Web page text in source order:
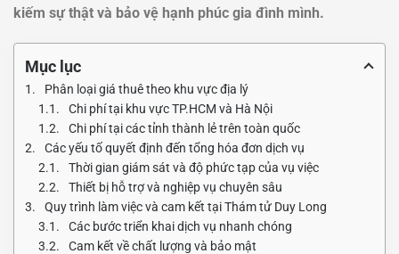
kiếm sự thật và bảo vệ hạnh phúc gia đình mình.
Mục lục
Phân loại giá thuê theo khu vực địa lý
Chi phí tại khu vực TP.HCM và Hà Nội
Chi phí tại các tỉnh thành lẻ trên toàn quốc
Các yếu tố quyết định đến tổng hóa đơn dịch vụ
Thời gian giám sát và độ phức tạp của vụ việc
Thiết bị hỗ trợ và nghiệp vụ chuyên sâu
Quy trình làm việc và cam kết tại Thám tử Duy Long
Các bước triển khai dịch vụ nhanh chóng
Cam kết về chất lượng và bảo mật